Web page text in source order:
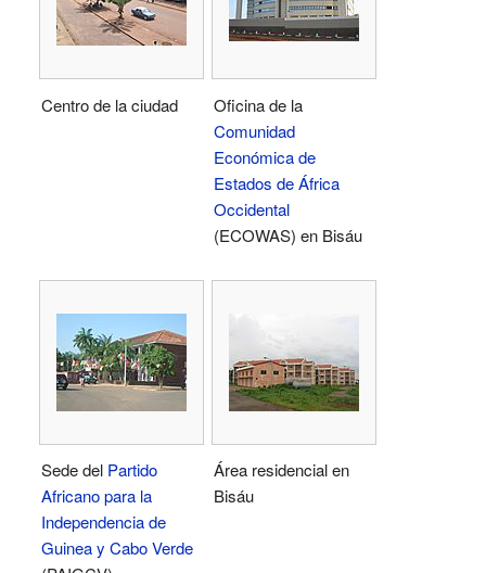
Centro de la ciudad
Oficina de la
Comunidad
Económica de
Estados de África
Occidental
(ECOWAS) en Bisáu
Sede del Partido
Africano para la
Independencia de
Guinea y Cabo Verde
Área residencial en
Bisáu